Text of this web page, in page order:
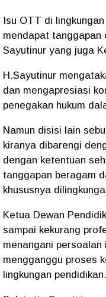
Isu OTT di
mendapat tanggapan
Sayutinur yang juga
H.Sayutinur
dan mengapresiasi
penegakan hukum
Namun disisi lain
kiranya dibarengi
dengan ketentuan
tanggapan beragam
khususnya
Ketua Dewan
sampai kekurang
menangani
mengganggu proses
lingkungan pendidikan.